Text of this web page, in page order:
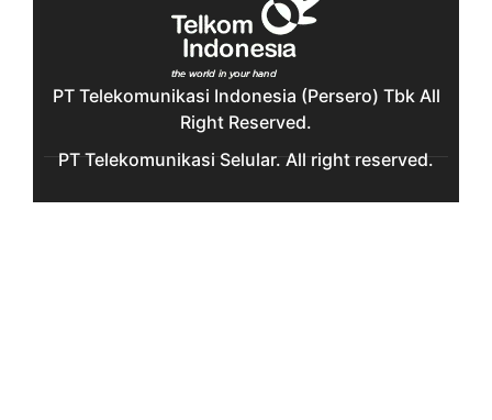
PT Telekomunikasi Indonesia (Persero) Tbk All
Right Reserved.
PT Telekomunikasi Selular. All right reserved.